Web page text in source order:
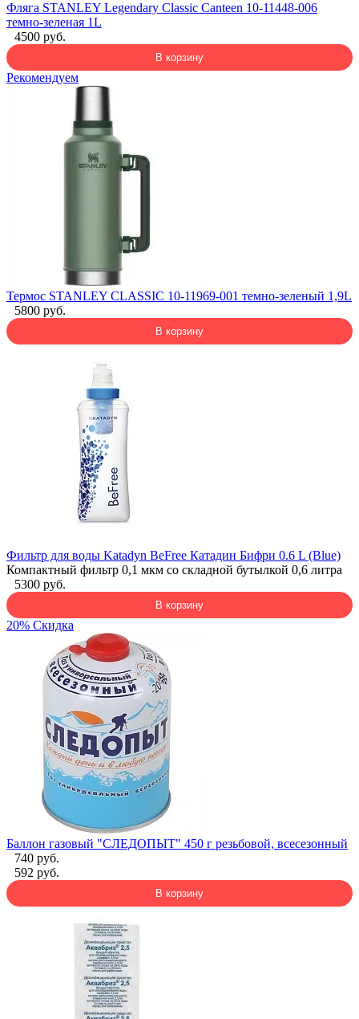
Фляга STANLEY Legendary Classic Canteen 10-11448-006
темно-зеленая 1L
4500 руб.
В корзину
Рекомендуем
Термос STANLEY CLASSIC 10-11969-001 темно-зеленый 1,9L
5800 руб.
В корзину
Фильтр для воды Katadyn BeFree Катадин Бифри 0.6 L (Blue)
Компактный фильтр 0,1 мкм со складной бутылкой 0,6 литра
5300 руб.
В корзину
20% Скидка
Баллон газовый "СЛЕДОПЫТ" 450 г резьбовой, всесезонный
740 руб.
592 руб.
В корзину